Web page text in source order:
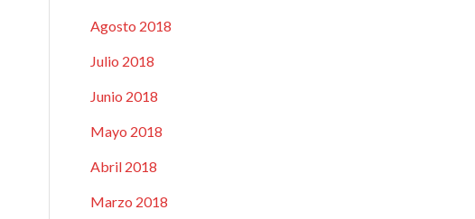
Agosto 2018
Julio 2018
Junio 2018
Mayo 2018
Abril 2018
Marzo 2018